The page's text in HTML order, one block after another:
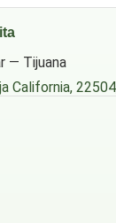
— Tijuana
California,